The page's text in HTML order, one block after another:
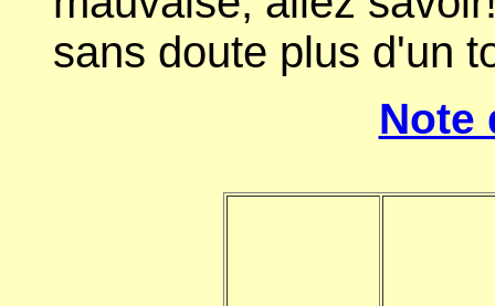
sans doute plus d'un
Note